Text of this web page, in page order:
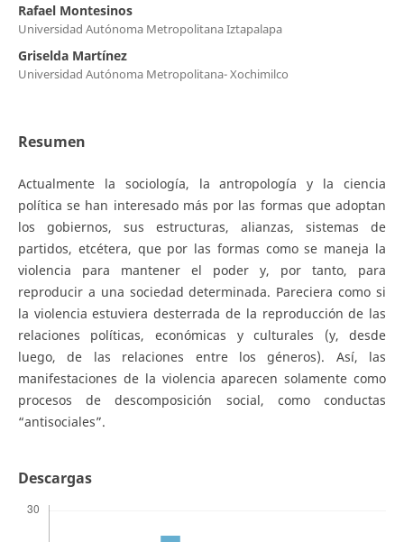
Rafael Montesinos
Universidad Autónoma Metropolitana Iztapalapa
Griselda Martínez
Universidad Autónoma Metropolitana- Xochimilco
Resumen
Actualmente la sociología, la antropología y la ciencia
política se han interesado más por las formas que adoptan
los gobiernos, sus estructuras, alianzas, sistemas de
partidos, etcétera, que por las formas como se maneja la
violencia para mantener el poder y, por tanto, para
reproducir a una sociedad determinada. Pareciera como si
la violencia estuviera desterrada de la reproducción de las
relaciones políticas, económicas y culturales (y, desde
luego, de las relaciones entre los géneros). Así, las
manifestaciones de la violencia aparecen solamente como
procesos de descomposición social, como conductas
“antisociales”.
Descargas